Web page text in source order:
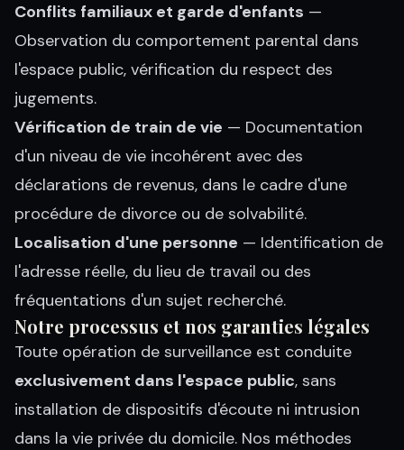
Conflits familiaux et garde d'enfants —
Observation du comportement parental dans
l'espace public, vérification du respect des
jugements.
Vérification de train de vie — Documentation
d'un niveau de vie incohérent avec des
déclarations de revenus, dans le cadre d'une
procédure de divorce ou de solvabilité.
Localisation d'une personne — Identification de
l'adresse réelle, du lieu de travail ou des
fréquentations d'un sujet recherché.
Notre processus et nos garanties légales
Toute opération de surveillance est conduite
exclusivement dans l'espace public, sans
installation de dispositifs d'écoute ni intrusion
dans la vie privée du domicile. Nos méthodes